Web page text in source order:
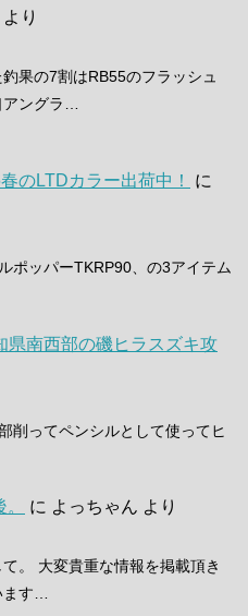
より
果の7割はRB55のフラッシュ
ングラ…
のLTDカラー出荷中！
に
ポッパーTKRP90、の3アイテム
県南西部の磯ヒラスズキ攻
削ってペンシルとして使ってヒ
に よっちゃん より
。 大変貴重な情報を掲載頂き
ます…